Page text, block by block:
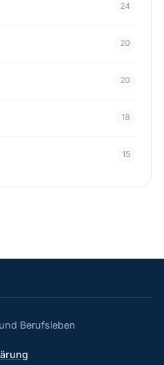
24
20
20
18
15
Berufsleben